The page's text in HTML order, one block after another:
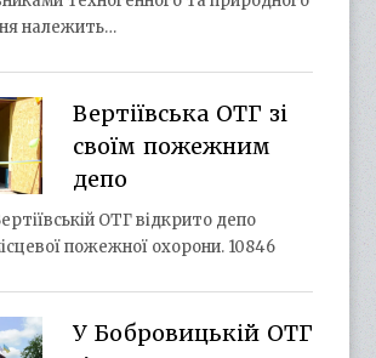
належить…
Вертіївська ОТГ зі
своїм пожежним
депо
ОТГ відкрито депо
пожежної охорони. 10846
У Бобровицькій ОТГ